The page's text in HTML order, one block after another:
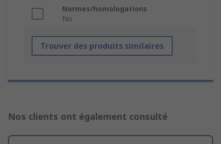
Normes/homologations
No
Trouver des produits similaires
Nos clients ont également consulté